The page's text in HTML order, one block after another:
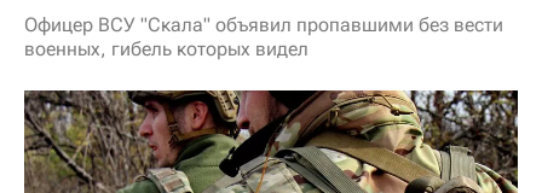
Офицер ВСУ "Скала" объявил пропавшими без вести
военных, гибель которых видел